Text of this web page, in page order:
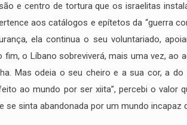
e centro de tortura que os israelitas
aos catálogos e epítetos da “guerra
ela continua o seu voluntariado,
o Líbano sobreviverá, mais uma vez, ao
Mas odeia o seu cheiro e a sua cor, a
ao mundo por ser xiita”, percebi o
se sinta abandonada por um mundo